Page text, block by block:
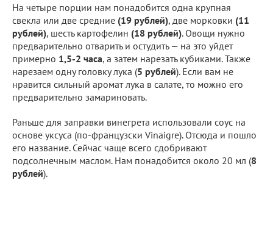
На четыре порции нам понадобится одна крупная
свекла или две средние (19 рублей), две морковки (11
рублей), шесть картофелин (18 рублей). Овощи нужно
предварительно отварить и остудить — на это уйдет
примерно 1,5-2 часа, а затем нарезать кубиками. Также
нарезаем одну головку лука (5 рублей). Если вам не
нравится сильный аромат лука в салате, то можно его
предварительно замариновать.
Раньше для заправки винегрета использовали соус на
основе уксуса (по-французски Vinaigre). Отсюда и пошло
его название. Сейчас чаще всего сдобривают
подсолнечным маслом. Нам понадобится около 20 мл (8
рублей).